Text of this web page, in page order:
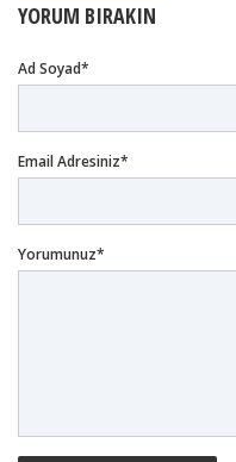
YORUM BIRAKIN
Ad Soyad*
Email Adresiniz*
Yorumunuz*